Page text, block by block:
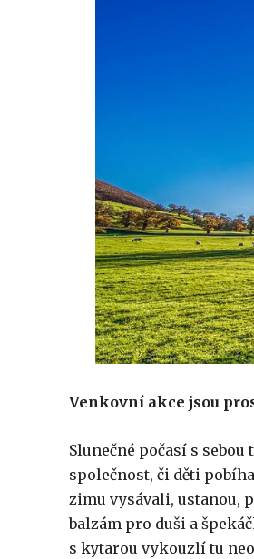
Venkovní akce jsou
Slunečné počasí s
společnost, či děti
zimu vysávali, ustanou,
balzám pro duši a
s kytarou vykouzlí tu